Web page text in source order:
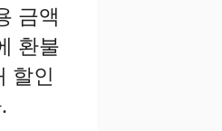
금액
환불
할인